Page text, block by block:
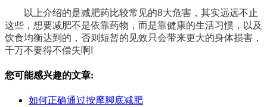
以上介绍的是减肥药比较常见的8大危害，其实远远不止
这些，想要减肥不是依靠药物，而是靠健康的生活习惯，以及
饮食均衡达到的，否则短暂的见效只会带来更大的身体损害，
千万不要得不偿失啊!
您可能感兴趣的文章:
如何正确通过按摩脚底减肥